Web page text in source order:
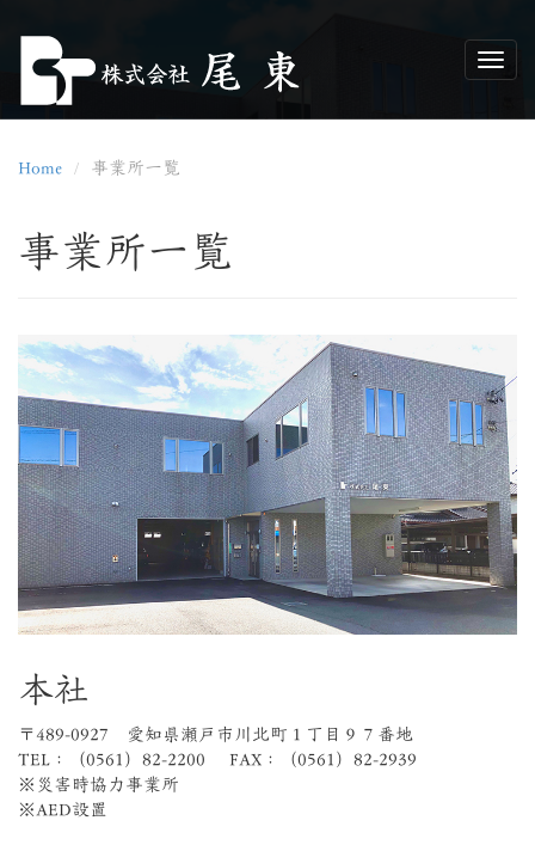
Home 事業所一覧
事業所一覧
本社
〒489-0927 愛知県瀬戸市川北町１丁目９７番地
TEL：（0561）82-2200 FAX：（0561）82-2939
※災害時協力事業所
※AED設置